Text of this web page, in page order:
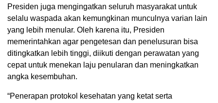
Presiden juga mengingatkan seluruh masyarakat untuk
selalu waspada akan kemungkinan munculnya varian lain
yang lebih menular. Oleh karena itu, Presiden
memerintahkan agar pengetesan dan penelusuran bisa
ditingkatkan lebih tinggi, diikuti dengan perawatan yang
cepat untuk menekan laju penularan dan meningkatkan
angka kesembuhan.
“Penerapan protokol kesehatan yang ketat serta